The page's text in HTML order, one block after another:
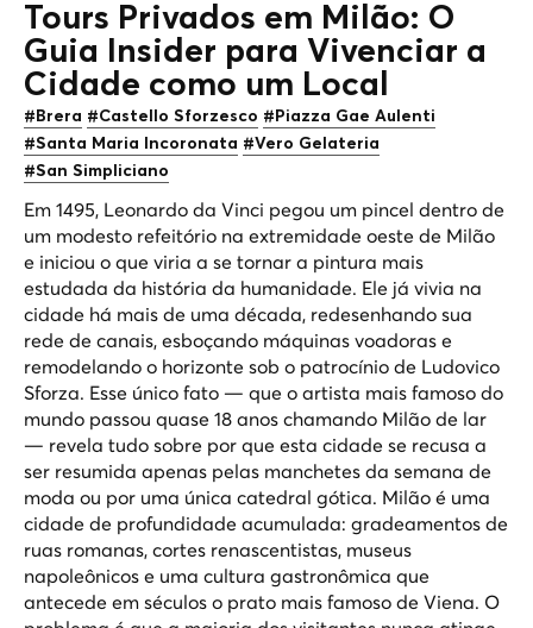
Tours Privados em Milão: O
Guia Insider para Vivenciar a
Cidade como um Local
#Brera #Castello Sforzesco #Piazza Gae Aulenti
#Santa Maria Incoronata #Vero Gelateria
#San Simpliciano
Em 1495, Leonardo da Vinci pegou um pincel dentro de
um modesto refeitório na extremidade oeste de Milão
e iniciou o que viria a se tornar a pintura mais
estudada da história da humanidade. Ele já vivia na
cidade há mais de uma década, redesenhando sua
rede de canais, esboçando máquinas voadoras e
remodelando o horizonte sob o patrocínio de Ludovico
Sforza. Esse único fato — que o artista mais famoso do
mundo passou quase 18 anos chamando Milão de lar
— revela tudo sobre por que esta cidade se recusa a
ser resumida apenas pelas manchetes da semana de
moda ou por uma única catedral gótica. Milão é uma
cidade de profundidade acumulada: gradeamentos de
ruas romanas, cortes renascentistas, museus
napoleônicos e uma cultura gastronômica que
antecede em séculos o prato mais famoso de Viena. O